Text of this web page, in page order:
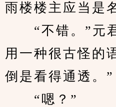
雨楼楼主应当是
“不错。”元君
用一种很古怪的
倒是看得通透。”
“嗯？”